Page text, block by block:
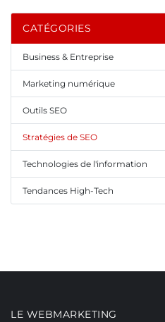
CATÉGORIES
Business & Entreprise
Marketing numérique
Outils SEO
Stratégies de SEO
Technologies de l'information
Tendances High-Tech
LE WEBMARKETING